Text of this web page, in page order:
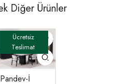
Diğer Ürünler
Pandev-İ